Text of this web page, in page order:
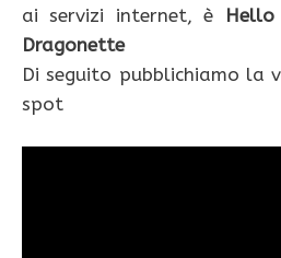
ai servizi internet, è Hello
Dragonette
Di seguito pubblichiamo la
spot